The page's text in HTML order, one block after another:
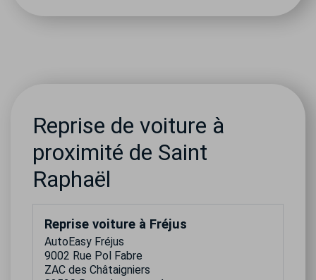
Reprise de voiture à
proximité de Saint
Raphaël
Reprise voiture à Fréjus
AutoEasy Fréjus
9002 Rue Pol Fabre
ZAC des Châtaigniers